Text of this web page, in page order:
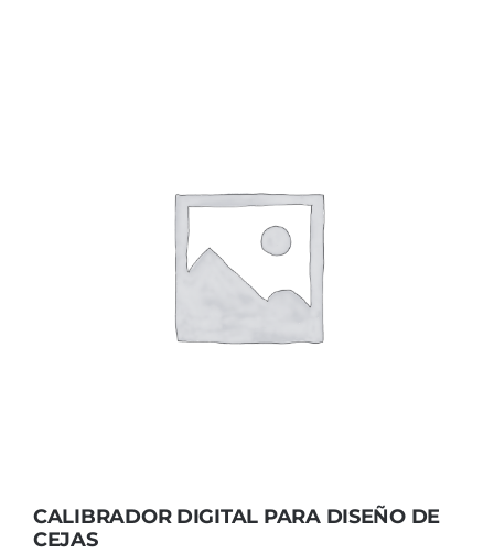
CALIBRADOR DIGITAL PARA DISEÑO DE
CEJAS
CALIBRADOR DIGITAL PARA DISEÑO DE
CEJAS